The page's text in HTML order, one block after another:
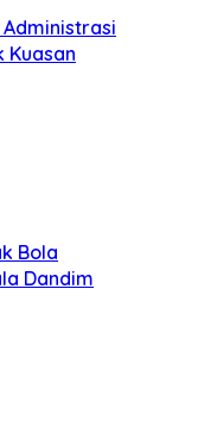
Kuasan
Bola
Dandim